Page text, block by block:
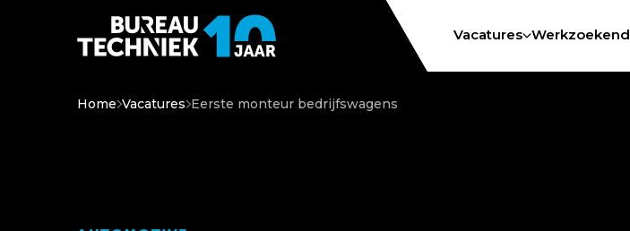
Vacatures Werkzoekend
Home Vacatures Eerste monteur bedrijfswagens